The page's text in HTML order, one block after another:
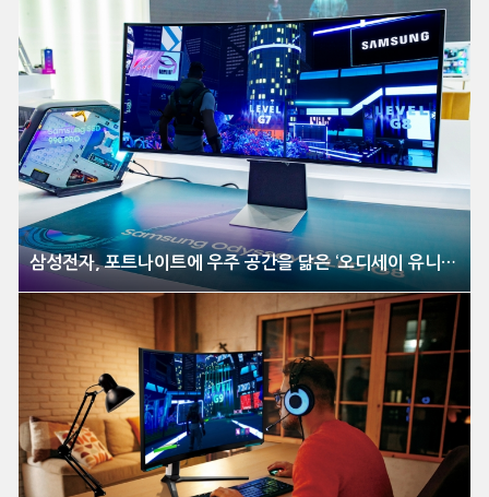
삼성전자, 포트나이트에 우주 공간을 닮은 ‘오디세이 유니버스’ 맵 공개